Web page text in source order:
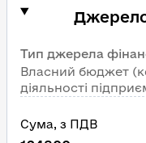
Тип джерела
Власний бюджет
діяльності
Сума, з ПДВ